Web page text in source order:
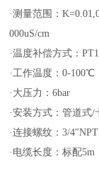
·测量范围：
000uS/cm
·温度补偿方式：
·工作温度：0-100℃
·大压力：6bar
·安装方式：管道式
·连接螺纹：3/4″NPT
·电缆长度：标配5m